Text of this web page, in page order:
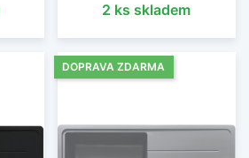
2 ks skladem
DOPRAVA ZDARMA